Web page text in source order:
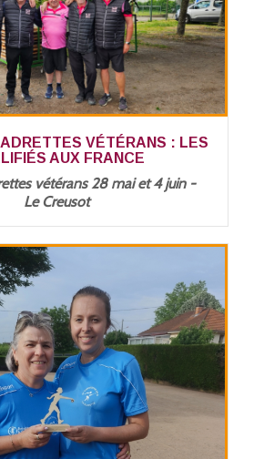
VÉTÉRANS : LES
AUX FRANCE
vétérans 28 mai et 4 juin -
Le Creusot